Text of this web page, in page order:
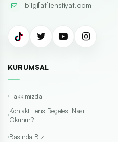
bilgi[at]lensfiyat.com
KURUMSAL
Hakkımızda
Kontakt Lens Reçetesi Nasıl
Okunur?
Basında Biz